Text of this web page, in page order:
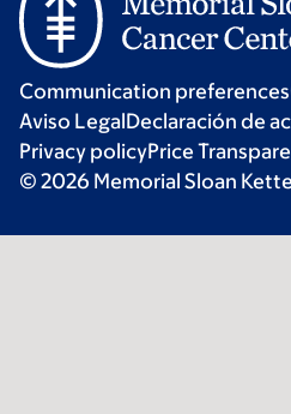
Communication preferences
Aviso LegalDeclaración de
Privacy policyPrice
© 2026 Memorial Sloan